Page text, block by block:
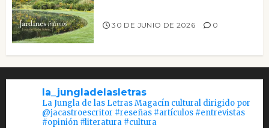
30 DE JUNIO DE 2026 0
la_jungladelasletras
La Jungla de las Letras Magacín cultural dirigido por
@jacastroescritor #reseñas #artículos #entrevistas
#opinión #literatura #cultura